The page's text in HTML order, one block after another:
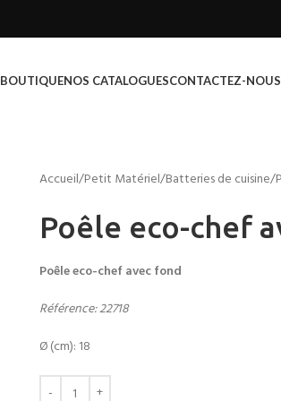
BOUTIQUENOS CATALOGUESCONTACTEZ-NOUS
Accueil Petit Matériel Batteries de cuisine
Poêle eco-chef
Poêle eco-chef avec fond
Référence: 22718
Ø (cm): 18